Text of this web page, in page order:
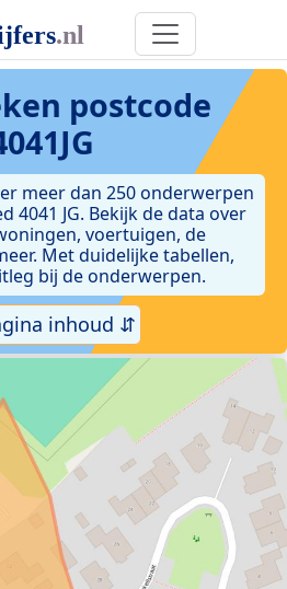
postcode
meer dan 250 onderwerpen
4041 JG. Bekijk de data over
voertuigen, de
Met duidelijke tabellen,
bij de onderwerpen.
inhoud ⇵